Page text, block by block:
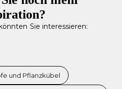
Sie interessieren:
und Pflanzkübel